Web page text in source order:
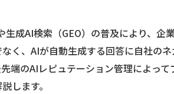
成AI検索（GEO）の普及により、企
く、AIが自動生成する回答に自社の
端のAIレピュテーション管理によっ
します。